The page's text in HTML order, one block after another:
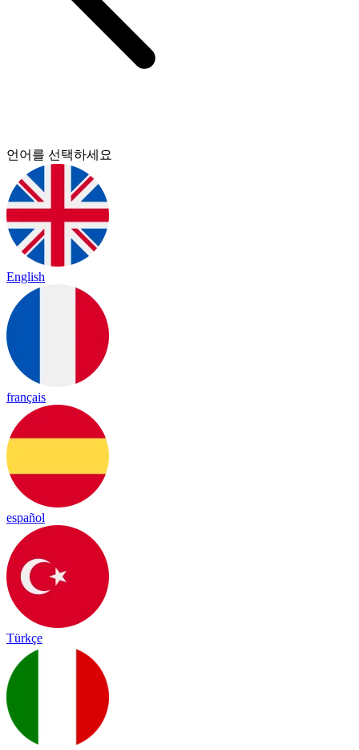
언어를 선택하세요
English
français
español
Türkçe